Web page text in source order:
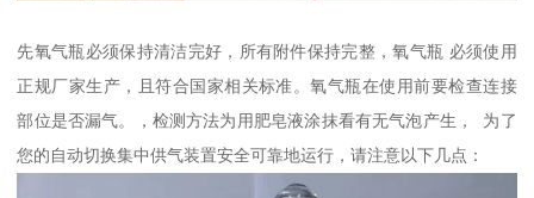
先氧气瓶必须保持清洁完好，所有附件保持完整，氧气瓶 必须使用
正规厂家生产，且符合国家相关标准。氧气瓶在使用前要检查连接
部位是否漏气。，检测方法为用肥皂液涂抹看有无气泡产生， 为了
您的自动切换集中供气装置安全可靠地运行，请注意以下几点：